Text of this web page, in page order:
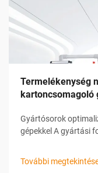
Termelékenység
kartoncsomagoló
Gyártósorok
gépekkel A gyártási
fogyasztói igények
További